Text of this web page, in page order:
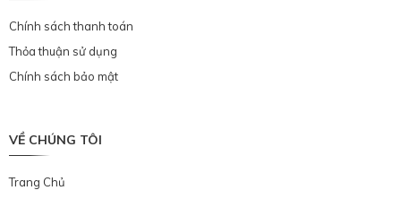
Chính sách thanh toán
Thỏa thuận sử dụng
Chính sách bảo mật
VỀ CHÚNG TÔI
Trang Chủ